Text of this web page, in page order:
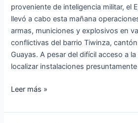
proveniente de inteligencia militar, el
llevó a cabo esta mañana
armas, municiones y explosivos en
conflictivas del barrio Tiwinza,
Guayas. A pesar del difícil acceso a
localizar instalaciones
en
Playas
Leer más »